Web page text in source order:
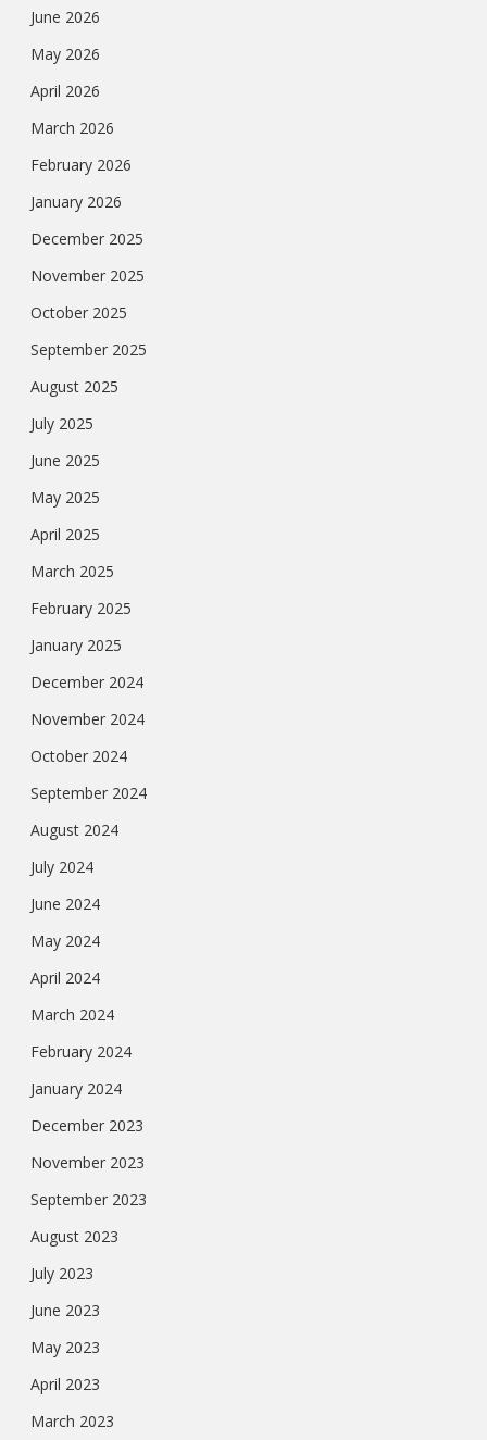
June 2026
May 2026
April 2026
March 2026
February 2026
January 2026
December 2025
November 2025
October 2025
September 2025
August 2025
July 2025
June 2025
May 2025
April 2025
March 2025
February 2025
January 2025
December 2024
November 2024
October 2024
September 2024
August 2024
July 2024
June 2024
May 2024
April 2024
March 2024
February 2024
January 2024
December 2023
November 2023
September 2023
August 2023
July 2023
June 2023
May 2023
April 2023
March 2023